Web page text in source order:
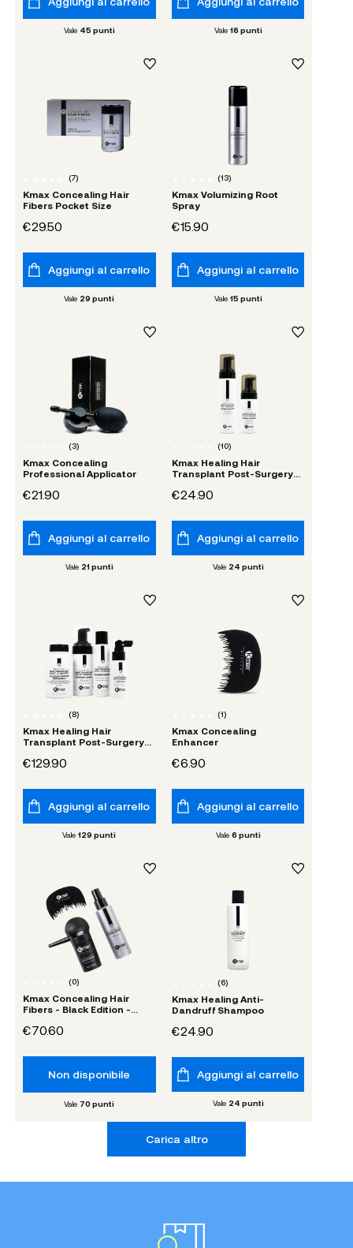
Vale 45 punti Vale 16 punti
(7)
Kmax Concealing Hair
Fibers Pocket Size
€29.50
Aggiungi al carrello
Vale 29 punti
(13)
Kmax Volumizing Root
Spray
€15.90
Aggiungi al carrello
Vale 15 punti
(3)
Kmax Concealing
Professional Applicator
€21.90
Aggiungi al carrello
Vale 21punti
(10)
Kmax Healing Hair
Transplant Post-Surgery
€24.90
Aggiungi al carrello
Vale 24 punti
(8)
Kmax Healing Hair
Transplant Post-Surgery
€129.90
Aggiungi al carrello
Vale 129 punti
(1)
Kmax Concealing
Enhancer
€6.90
Aggiungi al carrello
Vale 6 punti
(0)
Kmax Concealing Hair
Fibers - Black Edition -
€70.60
Non disponibile
Vale 70punti
(6)
Kmax Healing Anti-
Dandruff Shampoo
€24.90
Aggiungi al carrello
Vale 24 punti
Carica altro